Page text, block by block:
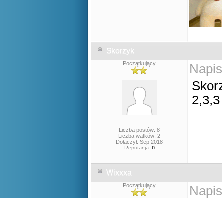
Skorzyk
Początkujący
Liczba postów: 8
Liczba wątków: 2
Dołączył: Sep 2018
Reputacja: 0
2,3,3
Wixxxa
Początkujący